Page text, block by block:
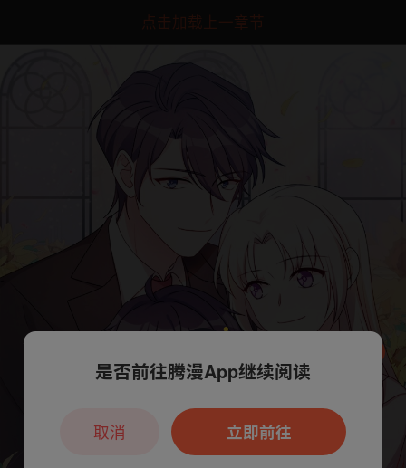
点击加载上一章节
本章节仅支持App阅读，可打开App新用
户7天免费看
是否前往腾漫App继续阅读
立即前往
取消